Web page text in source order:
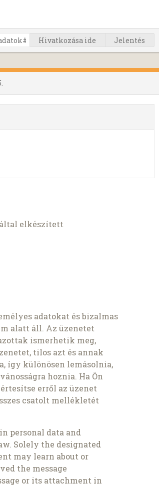
Hivatkozása ide Jelentés
elkészített
adatokat és bizalmas
alatt áll. Az üzenetet
ismerhetik meg,
tilos azt és annak
így különösen lemásolnia,
hoznia. Ha Ön
erről az üzenet
csatolt mellékletét
personal data and
Solely the designated
may learn about or
the message
or its attachment in